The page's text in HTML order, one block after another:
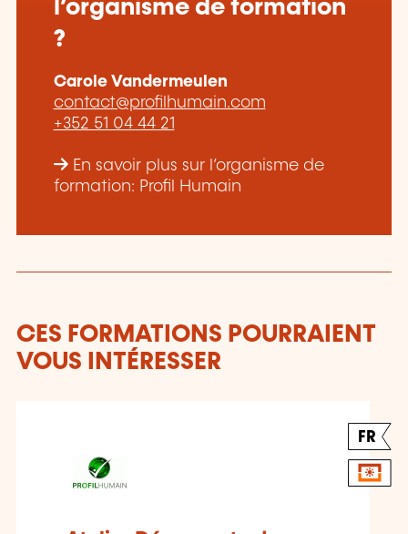
l’organisme de formation
?
Carole Vandermeulen
contact@profilhumain.com
+352 51 04 44 21
En savoir plus sur l’organisme de
formation: Profil Humain
CES FORMATIONS POURRAIENT
VOUS INTÉRESSER
FR